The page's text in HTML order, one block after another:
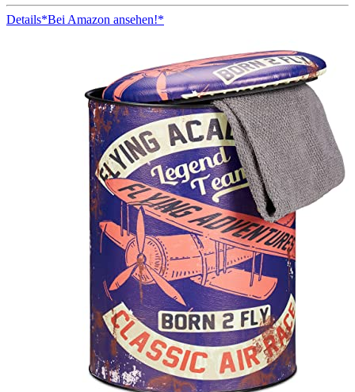
Details*Bei Amazon ansehen!*